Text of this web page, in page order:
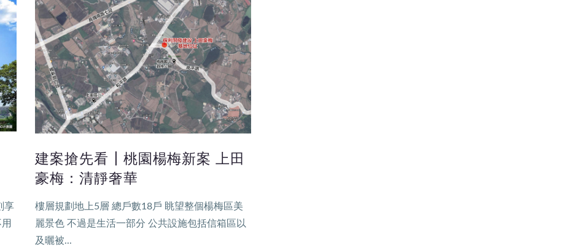
享
建案搶先看┃桃園楊梅新案 上田
豪梅：清靜奢華
樓層規劃地上5層 總戶數18戶 眺望整個楊梅區美
麗景色 不過是生活一部分 公共設施包括信箱區以
及曬被...